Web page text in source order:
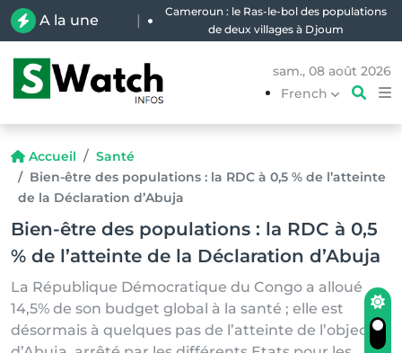
A la une |
Cameroun : le Ras-le-bol des populations
de deux villages à Djoum
sam., 08 août 2026
French
Accueil
Santé
Bien-être des populations : la RDC à 0,5 % de l’atteinte
de la Déclaration d’Abuja
Bien-être des populations : la RDC à 0,5
% de l’atteinte de la Déclaration d’Abuja
La République Démocratique du Congo a alloué
14,5% de son budget global à la santé ; elle est
désormais à quelques pas de l’atteinte de l’objectif